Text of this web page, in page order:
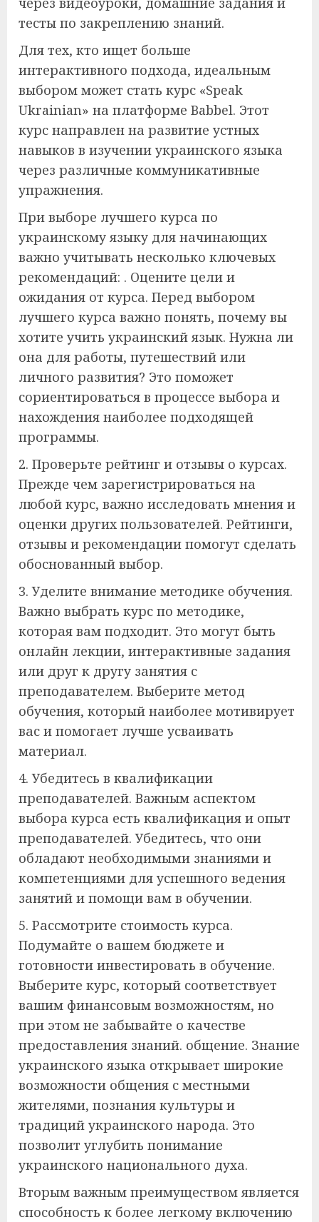
тесты по закреплению знаний.
Для тех, кто ищет больше
интерактивного подхода, идеальным
выбором может стать курс «Speak
Ukrainian» на платформе Babbel. Этот
курс направлен на развитие устных
навыков в изучении украинского языка
через различные коммуникативные
упражнения.
При выборе лучшего курса по
украинскому языку для начинающих
важно учитывать несколько ключевых
рекомендаций: . Оцените цели и
ожидания от курса. Перед выбором
лучшего курса важно понять, почему вы
хотите учить украинский язык. Нужна ли
она для работы, путешествий или
личного развития? Это поможет
сориентироваться в процессе выбора и
нахождения наиболее подходящей
программы.
2. Проверьте рейтинг и отзывы о курсах.
Прежде чем зарегистрироваться на
любой курс, важно исследовать мнения и
оценки других пользователей. Рейтинги,
отзывы и рекомендации помогут сделать
обоснованный выбор.
3. Уделите внимание методике обучения.
Важно выбрать курс по методике,
которая вам подходит. Это могут быть
онлайн лекции, интерактивные задания
или друг к другу занятия с
преподавателем. Выберите метод
обучения, который наиболее мотивирует
вас и помогает лучше усваивать
материал.
4. Убедитесь в квалификации
преподавателей. Важным аспектом
выбора курса есть квалификация и опыт
преподавателей. Убедитесь, что они
обладают необходимыми знаниями и
компетенциями для успешного ведения
занятий и помощи вам в обучении.
5. Рассмотрите стоимость курса.
Подумайте о вашем бюджете и
готовности инвестировать в обучение.
Выберите курс, который соответствует
вашим финансовым возможностям, но
при этом не забывайте о качестве
предоставления знаний. общение. Знание
украинского языка открывает широкие
возможности общения с местными
жителями, познания культуры и
традиций украинского народа. Это
позволит углубить понимание
украинского национального духа.
Вторым важным преимуществом является
способность к более легкому включению